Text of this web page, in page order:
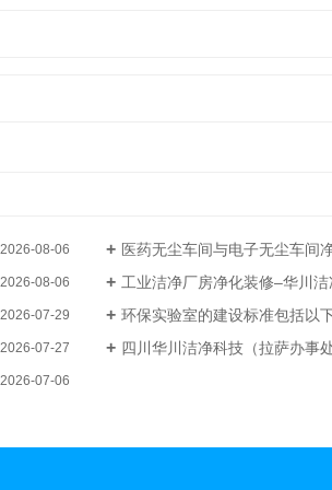
2026-08-06 医药无尘车间与电子无尘车间净化装修的区别
2026-08-06 工业洁净厂房净化装修–华川洁
2026-07-29 环保实验室的建设标准包括以
2026-07-27 四川华川洁净科技（拉萨办事处
2026-07-06